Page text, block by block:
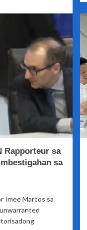
Rapporteur sa
sa
Imee Marcos sa